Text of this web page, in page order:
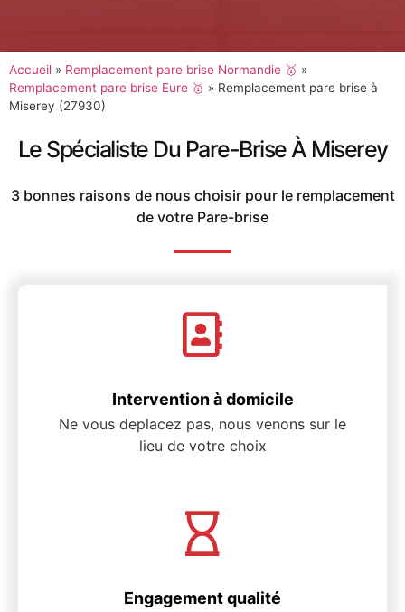
Accueil » Remplacement pare brise Normandie 🥇 »
Remplacement pare brise Eure 🥇 » Remplacement pare brise à
Miserey (27930)
Le Spécialiste Du Pare-Brise À Miserey
3 bonnes raisons de nous choisir pour le remplacement
de votre Pare-brise
Intervention à domicile
Ne vous deplacez pas, nous venons sur le
lieu de votre choix
Engagement qualité